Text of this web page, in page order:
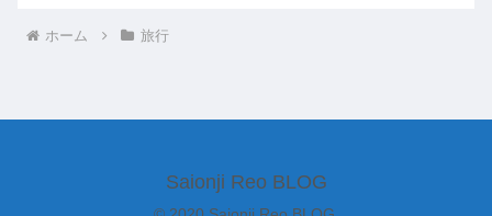
ホーム 旅行
Saionji Reo BLOG